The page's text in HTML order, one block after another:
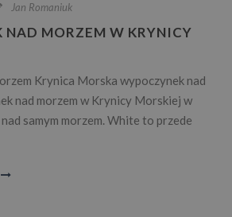
Jan Romaniuk
NAD MORZEM W KRYNICY
Krynica Morska wypoczynek nad
nad morzem w Krynicy Morskiej w
samym morzem. White to przede